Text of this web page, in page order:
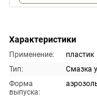
Характеристики
Применение:
пластик
Тип:
Смазка
Форма
выпуска: